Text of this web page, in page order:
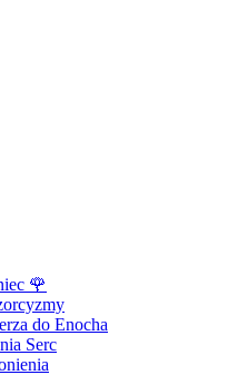
🌹
do Enocha
Serc